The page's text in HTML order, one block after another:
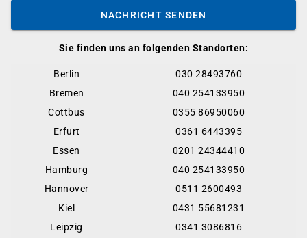
Sie finden uns an folgenden Standorten:
Berlin
030 28493760
Bremen
040 254133950
Cottbus
0355 86950060
Erfurt
0361 6443395
Essen
0201 24344410
Hamburg
040 254133950
Hannover
0511 2600493
Kiel
0431 55681231
Leipzig
0341 3086816
NACHRICHT SENDEN